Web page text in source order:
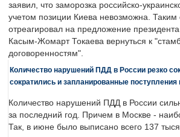
заявил, что заморозка российско-
учетом позиции Киева невозможна. Таким
отреагировал на предложение
Касым-Жомарт Токаева вернуться к
договоренностям".
Количество нарушений ПДД в России резко
сократились и запланированные
Количество нарушений ПДД в России
за последний год. Причем в Москве -
Так, в июне было выписано всего 137